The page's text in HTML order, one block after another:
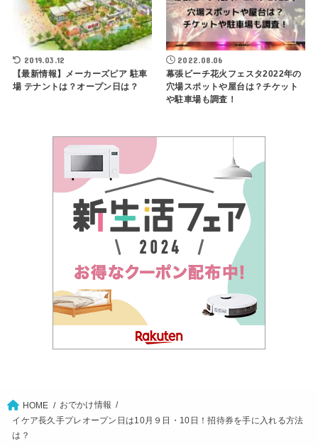
2019.03.12
【最新情報】メーカーズピア 駐車
場 テナントは？オープン日は？
2022.08.06
幕張ビーチ花火フェスタ2022年の
穴場スポットや屋台は？チケット
や駐車場も調査！
HOME
おでかけ情報
イケア長久手プレオープン日は10月９日・10日！招待券を手に入れる方法
は？